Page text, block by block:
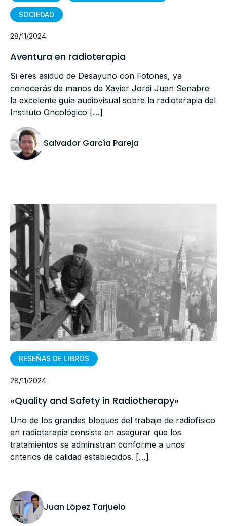
SOCIEDAD
28/11/2024
Aventura en radioterapia
Si eres asiduo de Desayuno con Fotones, ya
conocerás de manos de Xavier Jordi Juan Senabre
la excelente guía audiovisual sobre la radioterapia del
Instituto Oncológico […]
Salvador García Pareja
RESEÑAS DE LIBROS
28/11/2024
«Quality and Safety in Radiotherapy»
Uno de los grandes bloques del trabajo de radiofísico
en radioterapia consiste en asegurar que los
tratamientos se administran conforme a unos
criterios de calidad establecidos. […]
Juan López Tarjuelo